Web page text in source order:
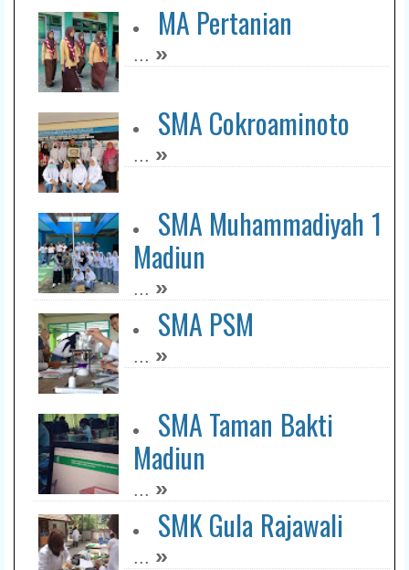
MA Pertanian
... »
SMA Cokroaminoto
... »
SMA Muhammadiyah 1
Madiun
... »
SMA PSM
... »
SMA Taman Bakti
Madiun
... »
SMK Gula Rajawali
... »